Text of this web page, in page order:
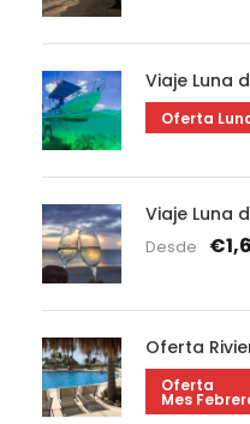
Viaje Luna
Oferta
Viaje Luna
Desde
Oferta
Oferta
Mes